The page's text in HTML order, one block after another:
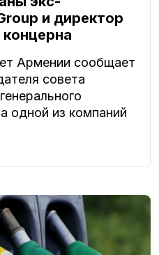
и директор
Армении сообщает
совета
одной из компаний